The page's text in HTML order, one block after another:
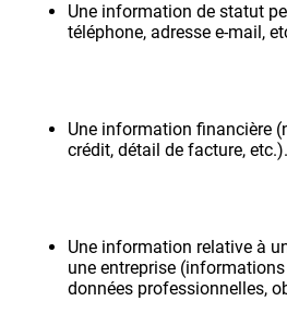
Une information de statut
téléphone, adresse e-mail,
Une information financière
crédit, détail de facture, etc.).
Une information relative à
une entreprise
données professionnelles,